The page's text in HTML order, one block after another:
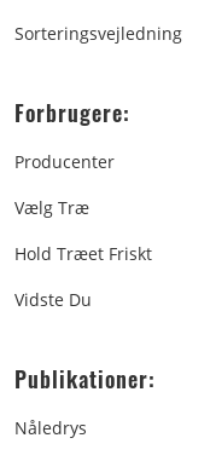
Sorteringsvejledning
Forbrugere:
Producenter
Vælg Træ
Hold Træet Friskt
Vidste Du
Publikationer:
Nåledrys